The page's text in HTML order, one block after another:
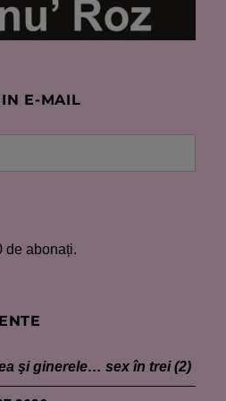
E-MAIL
de abonați.
şi ginerele… sex în trei (2)